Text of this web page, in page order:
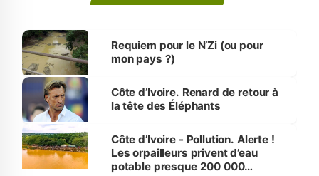
Requiem pour le N’Zi (ou pour
mon pays ?)
Côte d’Ivoire. Renard de retour à
la tête des Éléphants
Côte d’Ivoire - Pollution. Alerte !
Les orpailleurs privent d’eau
potable presque 200 000